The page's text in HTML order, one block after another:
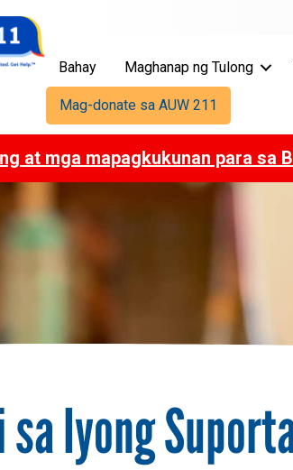
Bahay Maghanap ng Tulong
Mag-donate sa AUW 211
at mga mapagkukunan para sa
sa Iyong